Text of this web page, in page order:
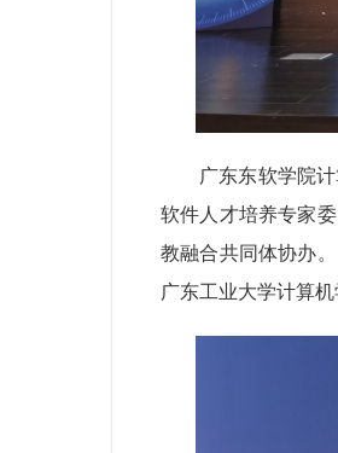
广东东软学院
软件人才培养专家
教融合共同体协办
广东工业大学计算